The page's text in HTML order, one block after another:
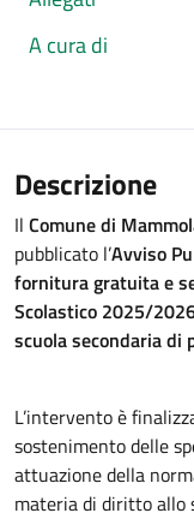
A cura di
Descrizione
Il Comune di
pubblicato l’Avviso
fornitura gratuita e
Scolastico 2025/
scuola secondaria di
L’intervento è
sostenimento delle
attuazione della
materia di diritto allo